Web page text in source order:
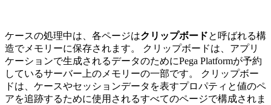
ケースの処理中は、各ページはクリップボードと呼ばれる構
造でメモリーに保存されます。 クリップボードは、アプリ
ケーションで生成されるデータのためにPega Platformが予約
しているサーバー上のメモリーの一部です。 クリップボー
ドは、ケースやセッションデータを表すプロパティと値のペ
アを追跡するために使用されるすべてのページで構成されま